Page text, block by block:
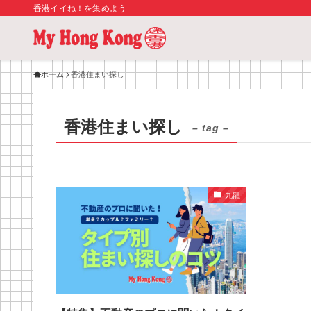
香港イイね！を集めよう
ホーム 香港住まい探し
香港住まい探し – tag –
九龍